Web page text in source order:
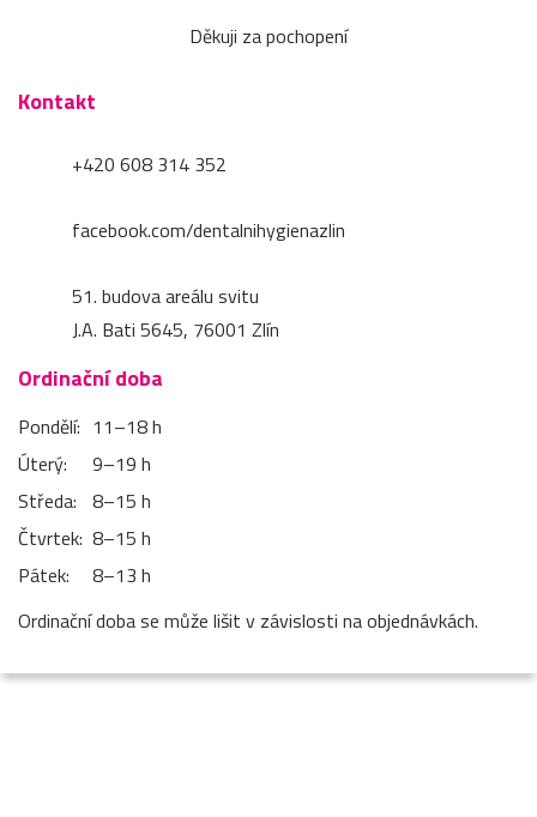
Děkuji za pochopení
Kontakt
+420 608 314 352
facebook.com/dentalnihygienazlin
51. budova areálu svitu
J.A. Bati 5645, 76001 Zlín
Ordinační doba
Pondělí: 11–⁠18 h
Úterý:
9–⁠19 h
Středa: 8–⁠15 h
Čtvrtek: 8–⁠15 h
Pátek:
8–⁠13 h
Ordinační doba se může lišit v závislosti na objednávkách.